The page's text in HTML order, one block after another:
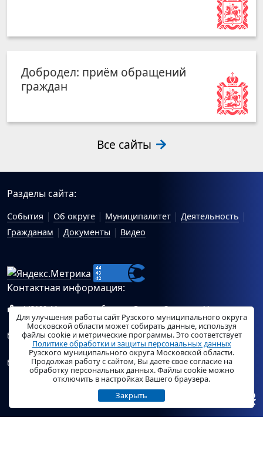
Добродел: приём обращений
граждан
Все сайты
Разделы сайта:
События Об округе Муниципалитет
Деятельность
Гражданам
Документы Видео
Контактная информация:
143100, Московская область, г.Руза, ул.Солнцева, 11
Схема проезда
Общий отдел Администрации Рузского муниципального
округа:ruza_region_ruza@mosreg.ru.
Отдел по работе с обращениями граждан Администрации
Рузского муниципального округа:ruza_og_argo@mosreg.ru
Для улучшения работы сайт Рузского муниципального округа
Московской области может собирать данные, используя
файлы cookie и метрические программы. Это соответствует
Политике обработки и защиты персональных данных
Рузского муниципального округа Московской области.
Продолжая работу с сайтом, Вы даете свое согласие на
обработку персональных данных. Файлы cookie можно
отключить в настройках Вашего браузера.
Закрыть